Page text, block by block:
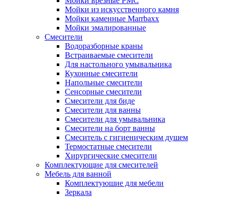
Мойки из искусственного камня
Мойки каменные Marrbaxx
Мойки эмалированные
Смесители
Водоразборные краны
Встраиваемые смесители
Для настольного умывальника
Кухонные смесители
Напольные смесители
Сенсорные смесители
Смесители для биде
Смесители для ванны
Смесители для умывальника
Смесители на борт ванны
Смеситель с гигиеническим душем
Термостатные смесители
Хирургические смесители
Комплектующие для смесителей
Мебель для ванной
Комплектуюшие для мебели
Зеркала